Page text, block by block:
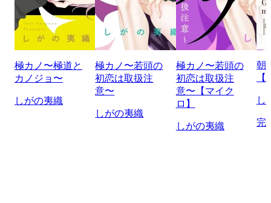
極カノ〜極道と
カノジョ〜
しがの夷織
極カノ〜若頭の
初恋は取扱注
意〜
しがの夷織
極カノ〜若頭の
初恋は取扱注
意〜【マイク
ロ】
しがの夷織
朝
し
完